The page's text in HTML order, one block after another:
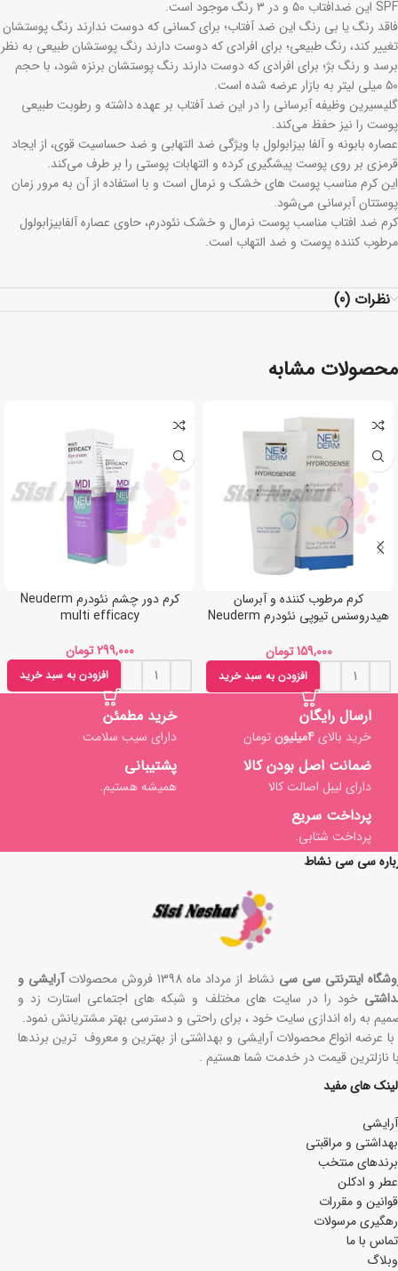
SPF این ضدافتاب ۵۰ و در ۳ رنگ موجود است.
فاقد رنگ یا بی رنگ این ضد آفتاب؛ برای کسانی که دوست ندارند رنگ پوستشان
تغییر کند، رنگ طبیعی؛ برای افرادی که دوست دارند رنگ پوستشان طبیعی به نظر
برسد و رنگ بژ؛ برای افرادی که دوست دارند رنگ پوستشان برنزه شود، با حجم
۵۰ میلی لیتر به بازار عرضه شده است.
گلیسیرین وظیفه آبرسانی را در این ضد آفتاب بر عهده داشته و رطوبت طبیعی
پوست را نیز حفظ می‌کند.
عصاره بابونه و آلفا بیزابولول با ویژگی ضد التهابی و ضد حساسیت قوی، از ایجاد
قرمزی بر روی پوست پیشگیری کرده و التهابات پوستی را بر طرف می‎‌کند.
این کرم مناسب پوست های خشک و نرمال است و با استفاده از آن به مرور زمان
پوستتان آبرسانی می‌شود.
کرم ضد افتاب مناسب پوست نرمال و خشک نئودرم، حاوی عصاره آلفابیزابولول
مرطوب کننده پوست و ضد التهاب است.
نظرات (0)
محصولات مشابه
کرم مرطوب کننده و آبرسان
هیدروسنس تیوپی نئودرم Neuderm
تومان
افزودن به سبد خرید
کرم دور چشم نئودرم Neuderm
multi efficacy
تومان
افزودن به سبد خرید
ارسال رایگان
خرید بالای4میلیون تومان
خرید مطمئن
دارای سیب سلامت
ضمانت اصل بودن کالا
دارای لیبل اصالت کالا
پشتیبانی
همیشه هستیم.
پرداخت سریع
پرداخت شتابی.
سی سی نشاط
اینترنتی سی سی نشاط از مرداد ماه 1398 فروش محصولات
آرایشی و
خود را در سایت های مختلف و شبکه های اجتماعی استارت زد و
به راه اندازی سایت خود ، برای راحتی و دسترسی بهتر مشتریانش نمود.
با عرضه انواع محصولات آرایشی و بهداشتی از بهترین و معروف ترین برندها
نازلترین قیمت در خدمت شما هستیم .
لینک های مفید
آرایشی
بھداشتی و مراقبتی
برندهای منتخب
عطر و ادکلن
قوانین و مقررات
رهگیری مرسولات
تماس با ما
وبلاگ